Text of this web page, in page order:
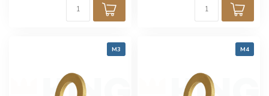
M3 M4